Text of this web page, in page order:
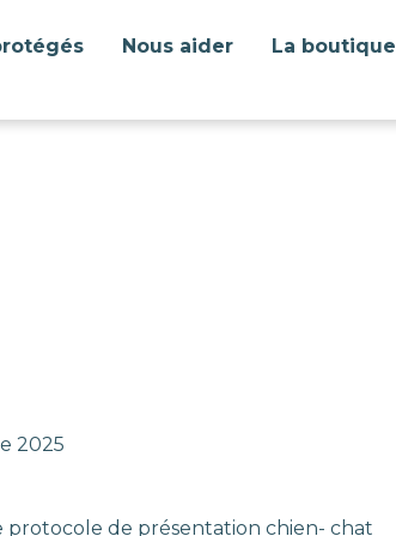
Nous aider La boutique
2025
de présentation chien- chat